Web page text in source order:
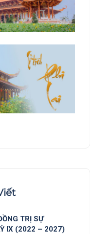
TRỊ SỰ
IX (2022 – 2027)